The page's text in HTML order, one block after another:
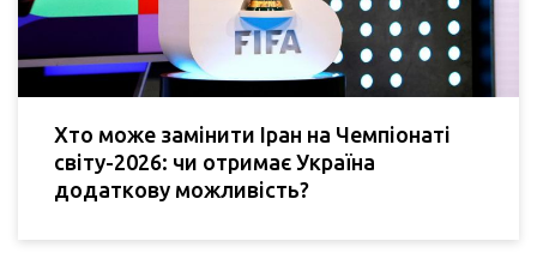
Хто може замінити Іран на Чемпіонаті
світу-2026: чи отримає Україна
додаткову можливість?